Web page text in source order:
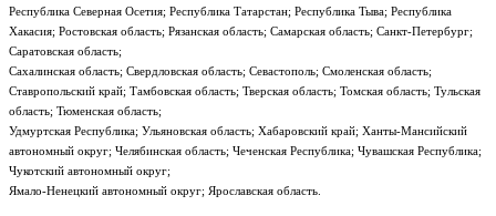
Республика Северная Осетия; Республика Татарстан; Республика Тыва; Республика
Хакасия; Ростовская область; Рязанская область; Самарская область; Санкт-Петербург;
Саратовская область;
Сахалинская область; Свердловская область; Севастополь; Смоленская область;
Ставропольский край; Тамбовская область; Тверская область; Томская область; Тульская
область; Тюменская область;
Удмуртская Республика; Ульяновская область; Хабаровский край; Ханты-Мансийский
автономный округ; Челябинская область; Чеченская Республика; Чувашская Республика;
Чукотский автономный округ;
Ямало-Ненецкий автономный округ; Ярославская область.